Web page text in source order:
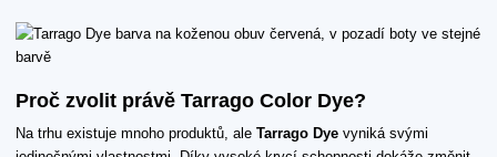
Proč zvolit právě Tarrago Color Dye?
Na trhu existuje mnoho produktů, ale Tarrago Dye vyniká svými